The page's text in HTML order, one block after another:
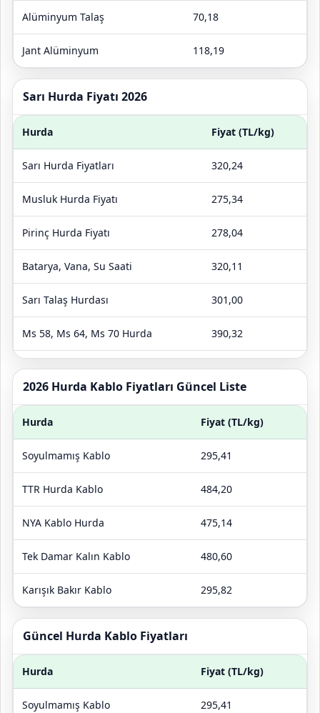
Alüminyum Talaş 70,18
Jant Alüminyum 118,19
Sarı Hurda Fiyatı 2026
Hurda Fiyat (TL/kg)
Sarı Hurda Fiyatları 320,24
Musluk Hurda Fiyatı 275,34
Pirinç Hurda Fiyatı 278,04
Batarya, Vana, Su Saati 320,11
Sarı Talaş Hurdası 301,00
Ms 58, Ms 64, Ms 70 Hurda 390,32
Sarı Pirinç Hurda Fiyatları 320,04
2026 Hurda Kablo Fiyatları Güncel Liste
Hurda Fiyat (TL/kg)
Soyulmamış Kablo 295,41
TTR Hurda Kablo 484,20
NYA Kablo Hurda 475,14
Tek Damar Kalın Kablo 480,60
Karışık Bakır Kablo 295,82
Güncel Hurda Kablo Fiyatları
Hurda Fiyat (TL/kg)
Soyulmamış Kablo 295,41